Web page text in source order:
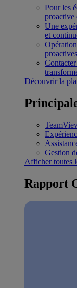
Pour les
proactive
Une
et
Découvrir la
Gestion
Afficher toutes
Rapport